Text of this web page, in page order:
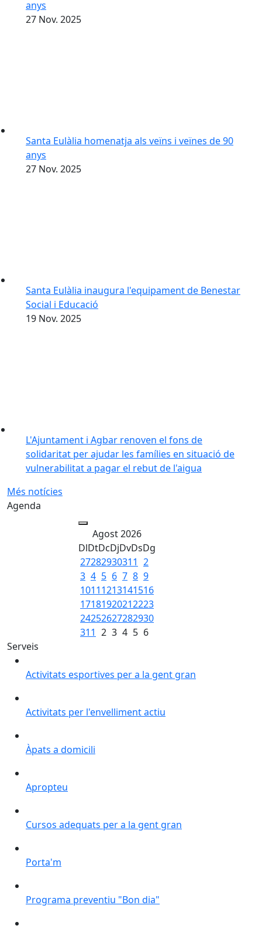
anys
Santa Eulàlia homenatja als veïns i veïnes de 90
anys
27 Nov. 2025
Santa Eulàlia inaugura l'equipament de Benestar
Social i Educació
27 Nov. 2025
L'Ajuntament i Agbar renoven el fons de
solidaritat per ajudar les famílies en situació de
vulnerabilitat a pagar el rebut de l'aigua
19 Nov. 2025
Més notícies
Agenda
Agost 2026
DlDtDcDjDvDsDg
27282930311 2
3 4 5 6 7 8 9
10111213141516
17181920212223
24252627282930
311 2 3 4 5 6
Serveis
Activitats esportives per a la gent gran
Activitats per l'envelliment actiu
Àpats a domicili
Apropteu
Cursos adequats per a la gent gran
Porta'm
Programa preventiu "Bon dia"